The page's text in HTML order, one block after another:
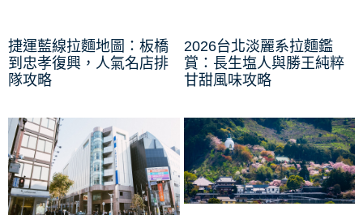
捷運藍線拉麵地圖：板橋
到忠孝復興，人氣名店排
隊攻略
2026台北淡麗系拉麵鑑
賞：長生塩人與勝王純粹
甘甜風味攻略